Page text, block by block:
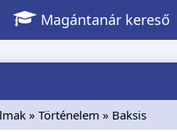
Magántanár kereső
» Történelem » Baksis